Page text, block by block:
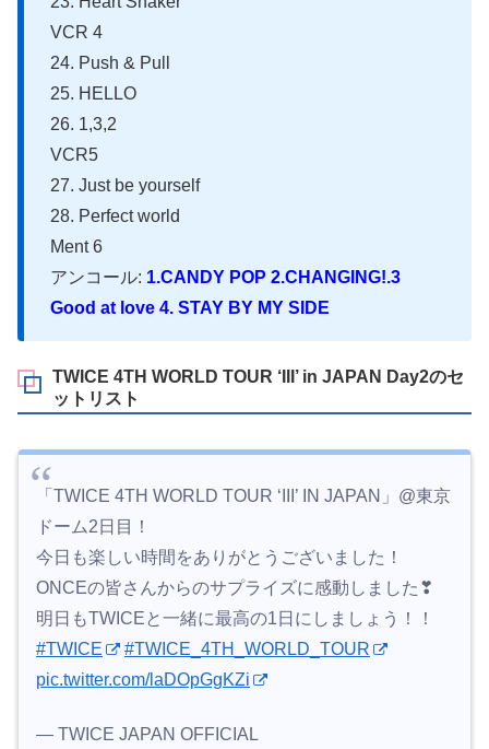
VCR 4
24. Push & Pull
25. HELLO
26. 1,3,2
VCR5
27. Just be yourself
28. Perfect world
Ment 6
アンコール: 1.CANDY POP 2.CHANGING!.3
Good at love 4. STAY BY MY SIDE
TWICE 4TH WORLD TOUR ‘III’ in JAPAN Day2のセ
ットリスト
「TWICE 4TH WORLD TOUR ‘III’ IN JAPAN」@東京
ドーム2日目！
今日も楽しい時間をありがとうございました！
ONCEの皆さんからのサプライズに感動しました❣
明日もTWICEと一緒に最高の1日にしましょう！！
#TWICE
#TWICE_4TH_WORLD_TOUR
pic.twitter.com/laDOpGgKZi
— TWICE JAPAN OFFICIAL